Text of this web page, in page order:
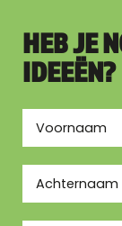
HEB JE
IDEEËN?